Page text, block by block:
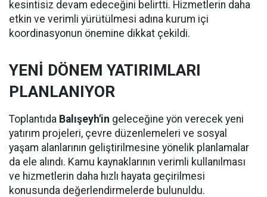
kesintisiz devam edeceğini belirtti. Hizmetlerin daha
etkin ve verimli yürütülmesi adına kurum içi
koordinasyonun önemine dikkat çekildi.
YENİ DÖNEM YATIRIMLARI
PLANLANIYOR
Toplantıda Balışeyh'in geleceğine yön verecek yeni
yatırım projeleri, çevre düzenlemeleri ve sosyal
yaşam alanlarının geliştirilmesine yönelik planlamalar
da ele alındı. Kamu kaynaklarının verimli kullanılması
ve hizmetlerin daha hızlı hayata geçirilmesi
konusunda değerlendirmelerde bulunuldu.